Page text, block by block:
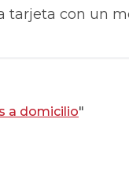
tarjeta con un
a domicilio"